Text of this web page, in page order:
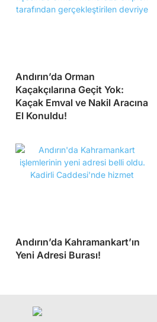
Andırın’da Orman
Kaçakçılarına Geçit Yok:
Kaçak Emval ve Nakil Aracına
El Konuldu!
Andırın’da Kahramankart’ın
Yeni Adresi Burası!